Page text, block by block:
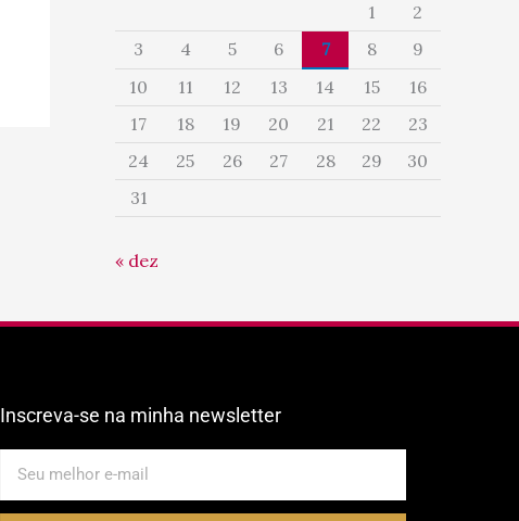
1
2
3
4 5 6 7 8
9
10
11 12 13 14 15
16
17
18 19 20 21 22
23
24
25 26 27 28 29
30
31
« dez
Inscreva-se na minha newsletter